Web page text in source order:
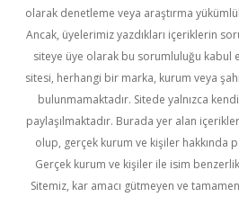
olarak denetleme veya araştırma
Ancak, üyelerimiz yazdıkları içeriklerin
siteye üye olarak bu sorumluluğu kabul
sitesi, herhangi bir marka, kurum veya
bulunmamaktadır. Sitede yalnızca
paylaşılmaktadır. Burada yer alan
olup, gerçek kurum ve kişiler hakkında
Gerçek kurum ve kişiler ile isim
Sitemiz, kar amacı gütmeyen ve